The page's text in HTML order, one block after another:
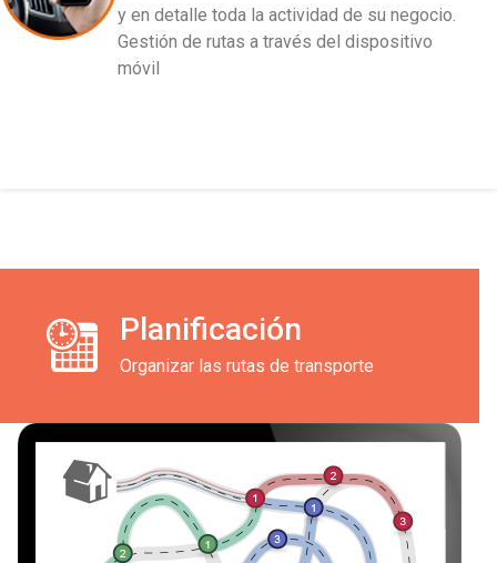
y en detalle toda la actividad de su negocio.
Gestión de rutas a través del dispositivo
móvil
Planificación
Organizar las rutas de transporte